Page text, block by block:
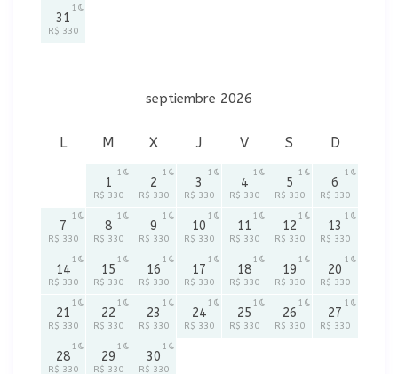
31
R$ 330
1
septiembre 2026
L M X J V S D
1
R$ 330
1
2
R$ 330
1
3
R$ 330
1
4
R$ 330
1
5
R$ 330
1
6
R$ 330
1
7
R$ 330
1
8
R$ 330
1
9
R$ 330
1
10
R$ 330
1
11
R$ 330
1
12
R$ 330
1
13
R$ 330
1
14
R$ 330
1
15
R$ 330
1
16
R$ 330
1
17
R$ 330
1
18
R$ 330
1
19
R$ 330
1
20
R$ 330
1
21
R$ 330
1
22
R$ 330
1
23
R$ 330
1
24
R$ 330
1
25
R$ 330
1
26
R$ 330
1
27
R$ 330
1
28
R$ 330
1
29
R$ 330
1
30
R$ 330
1